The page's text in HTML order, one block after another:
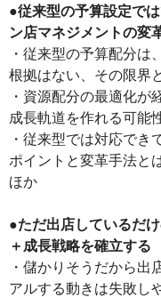
●従来型の予算設定で
ン店マネジメントの変
・従来型の予算配分は
根拠はない、その限界
・資源配分の最適化が
成長軌道を作れる可能
・従来型では対応でき
ポイントと変革手法と
ほか
●ただ出店しているだ
＋成長戦略を確立する
・儲かりそうだから出
アルする動きは失敗し